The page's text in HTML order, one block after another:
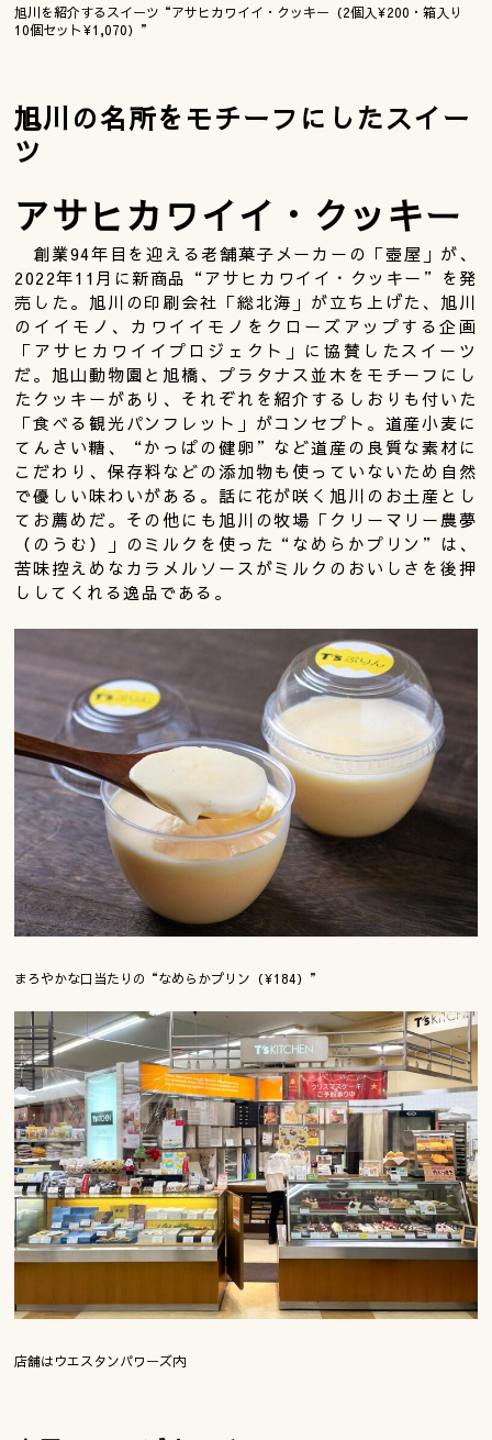
旭川を紹介するスイーツ“アサヒカワイイ・クッキー（2個入¥200・箱入り
10個セット¥1,070）”
旭川の名所をモチーフにしたスイー
ツ
アサヒカワイイ・クッキー
創業94年目を迎える老舗菓子メーカーの「壺屋」が、
2022年11月に新商品“アサヒカワイイ・クッキー”を発
売した。旭川の印刷会社「総北海」が立ち上げた、旭川
のイイモノ、カワイイモノをクローズアップする企画
「アサヒカワイイプロジェクト」に協賛したスイーツ
だ。旭山動物園と旭橋、プラタナス並木をモチーフにし
たクッキーがあり、それぞれを紹介するしおりも付いた
「食べる観光パンフレット」がコンセプト。道産小麦に
てんさい糖、“かっぱの健卵”など道産の良質な素材に
こだわり、保存料などの添加物も使っていないため自然
で優しい味わいがある。話に花が咲く旭川のお土産とし
てお薦めだ。その他にも旭川の牧場「クリーマリー農夢
（のうむ）」のミルクを使った“なめらかプリン”は、
苦味控えめなカラメルソースがミルクのおいしさを後押
ししてくれる逸品である。
まろやかな口当たりの“なめらかプリン（¥184）”
店舗はウエスタンパワーズ内